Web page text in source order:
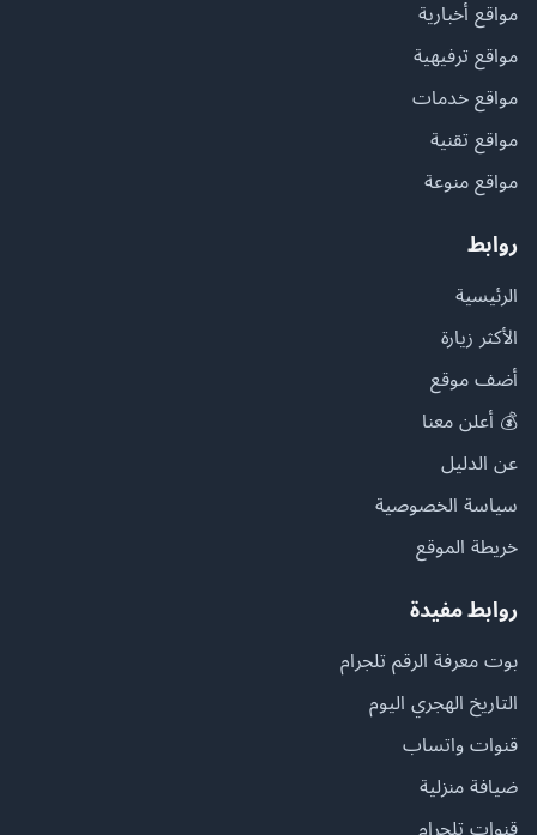
مواقع أخبارية
مواقع ترفيهية
مواقع خدمات
مواقع تقنية
مواقع منوعة
روابط
الرئيسية
الأكثر زيارة
أضف موقع
💰 أعلن معنا
عن الدليل
سياسة الخصوصية
خريطة الموقع
روابط مفيدة
بوت معرفة الرقم تلجرام
التاريخ الهجري اليوم
قنوات واتساب
ضيافة منزلية
قنوات تلجرام